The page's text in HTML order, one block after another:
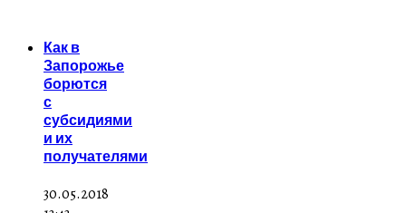
Как в
Запорожье
борются
с
субсидиями
и их
получателями
30.05.2018